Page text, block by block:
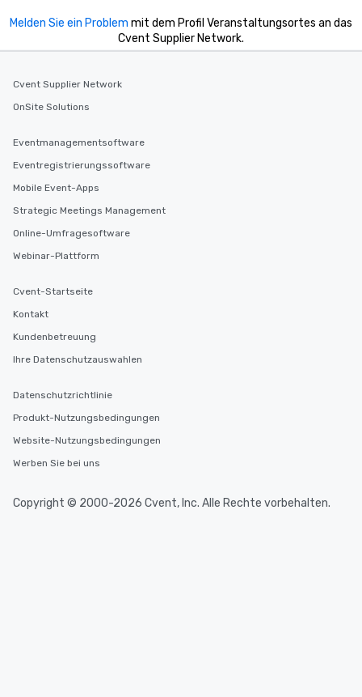
Melden Sie ein Problem mit dem Profil Veranstaltungsortes an das
Cvent Supplier Network.
Cvent Supplier Network
OnSite Solutions
Eventmanagementsoftware
Eventregistrierungssoftware
Mobile Event-Apps
Strategic Meetings Management
Online-Umfragesoftware
Webinar-Plattform
Cvent-Startseite
Kontakt
Kundenbetreuung
Ihre Datenschutzauswahlen
Datenschutzrichtlinie
Produkt-Nutzungsbedingungen
Website-Nutzungsbedingungen
Werben Sie bei uns
Copyright © 2000-2026 Cvent, Inc. Alle Rechte vorbehalten.